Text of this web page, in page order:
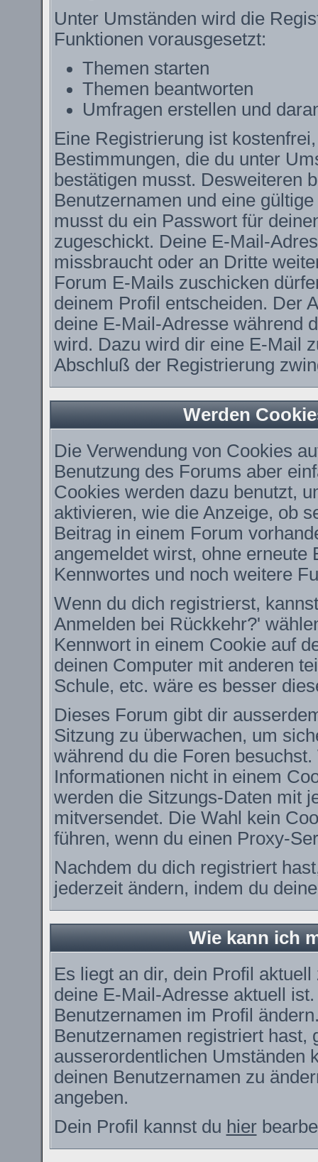
Unter Umständen wird die
Funktionen vorausgesetzt:
Themen starten
Themen beantworten
Umfragen erstellen und
Eine Registrierung ist
Bestimmungen, die du unter
bestätigen musst. Desweiteren
Benutzernamen und eine
musst du ein Passwort für
zugeschickt. Deine E-Mail-
missbraucht oder an Dritte
Forum E-Mails zuschicken
deinem Profil entscheiden. Der
deine E-Mail-Adresse während
wird. Dazu wird dir eine E-Mail
Abschluß der Registrierung
Werden
Die Verwendung von Cookies
Benutzung des Forums aber
Cookies werden dazu benutzt,
aktivieren, wie die Anzeige, ob
Beitrag in einem Forum
angemeldet wirst, ohne erneute
Kennwortes und noch weitere
Wenn du dich registrierst,
Anmelden bei Rückkehr?'
Kennwort in einem Cookie auf
deinen Computer mit anderen
Schule, etc. wäre es besser
Dieses Forum gibt dir
Sitzung zu überwachen, um
während du die Foren
Informationen nicht in einem
werden die Sitzungs-Daten mit
mitversendet. Die Wahl kein
führen, wenn du einen Proxy-
Nachdem du dich registriert
jederzeit ändern, indem du
Wie kann ich
Es liegt an dir, dein Profil
deine E-Mail-Adresse aktuell
Benutzernamen im Profil
Benutzernamen registriert hast,
ausserordentlichen Umständen
deinen Benutzernamen zu
angeben.
Dein Profil kannst du hier